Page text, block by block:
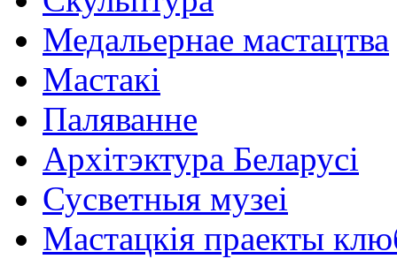
Медальернае мастацтва
Мастакі
Паляванне
Архітэктура Беларусі
Сусветныя музеі
Мастацкія праекты